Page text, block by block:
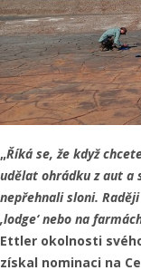
„Říká se, že když
udělat ohrádku z aut a
nepřehnali sloni.
,lodge‘nebo na
Ettler okolnosti
získal nominaci na